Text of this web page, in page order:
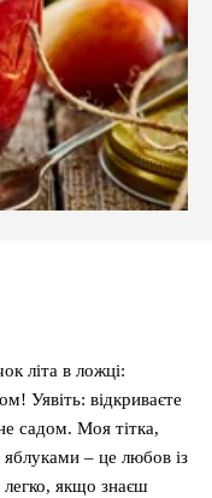
літа в ложці:
Уявіть: відкриваєте
садом. Моя тітка,
яблуками – це любов із
якщо знаєш